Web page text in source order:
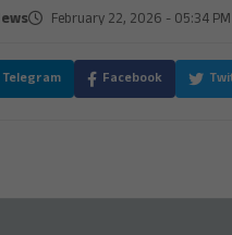
February 22, 2026 - 05:34 PM
Telegram Facebook